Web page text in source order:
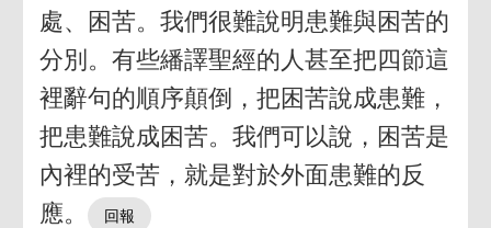
處、困苦。我們很難說明患難與困苦的
分別。有些繙譯聖經的人甚至把四節這
裡辭句的順序顛倒，把困苦說成患難，
把患難說成困苦。我們可以說，困苦是
內裡的受苦，就是對於外面患難的反
應。